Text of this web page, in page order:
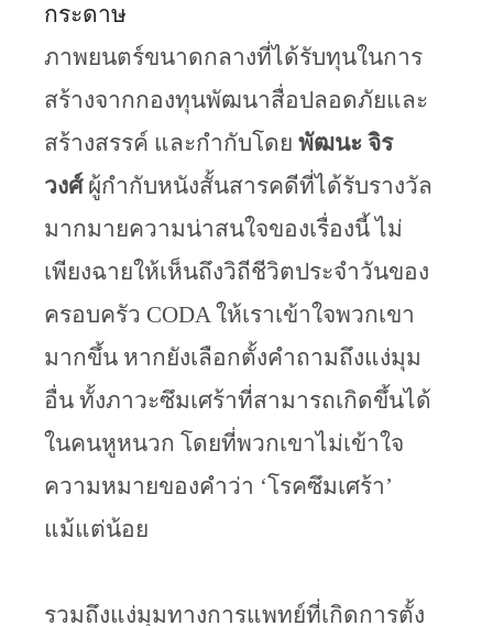
กระดาษ
ภาพยนตร์ขนาดกลางที่ได้รับทุนในการ
สร้างจากกองทุนพัฒนาสื่อปลอดภัยและ
สร้างสรรค์ และกำกับโดย พัฒนะ จิร
วงศ์ ผู้กำกับหนังสั้นสารคดีที่ได้รับรางวัล
มากมายความน่าสนใจของเรื่องนี้ ไม่
เพียงฉายให้เห็นถึงวิถีชีวิตประจำวันของ
ครอบครัว CODA ให้เราเข้าใจพวกเขา
มากขึ้น หากยังเลือกตั้งคำถามถึงแง่มุม
อื่น ทั้งภาวะซึมเศร้าที่สามารถเกิดขึ้นได้
ในคนหูหนวก โดยที่พวกเขาไม่เข้าใจ
ความหมายของคำว่า ‘โรคซึมเศร้า’
แม้แต่น้อย
รวมถึงแง่มุมทางการแพทย์ที่เกิดการตั้ง